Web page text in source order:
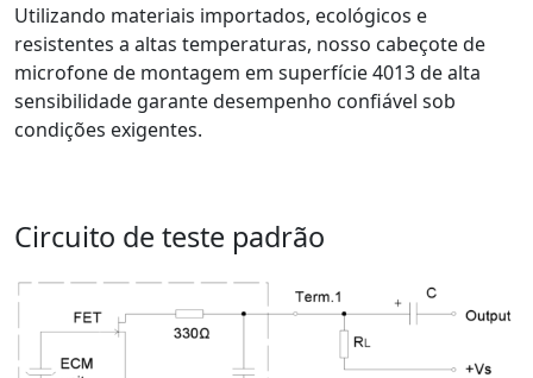
Utilizando materiais importados, ecológicos e
resistentes a altas temperaturas, nosso cabeçote de
microfone de montagem em superfície 4013 de alta
sensibilidade garante desempenho confiável sob
condições exigentes.
Circuito de teste padrão